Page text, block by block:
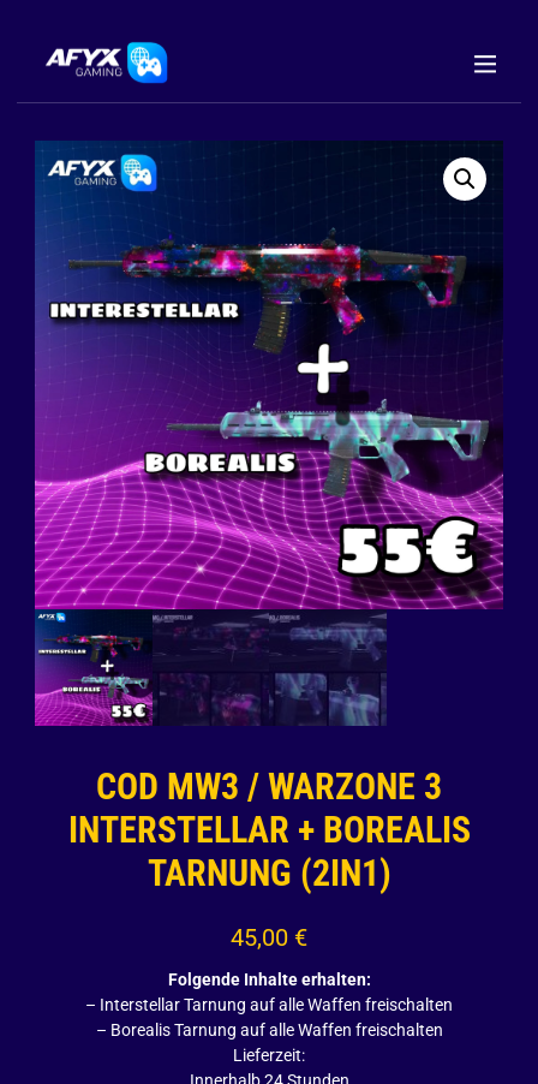
COD MW3 / WARZONE 3
INTERSTELLAR + BOREALIS
TARNUNG (2IN1)
45,00 €
Folgende Inhalte erhalten:
– Interstellar Tarnung auf alle Waffen freischalten
– Borealis Tarnung auf alle Waffen freischalten
Lieferzeit: